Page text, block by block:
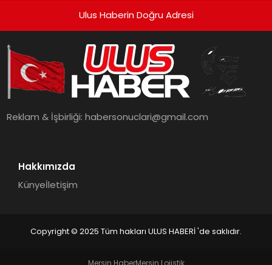
Ulus Haberin Doğru Adresi
Reklam & İşbirliği:habersonuclari@gmail.com
Hakkımızda
Künyeİletişim
Copyright © 2025 Tüm hakları ULUS HABERİ 'de saklıdır.
Mersin HaberMersin Lojistik